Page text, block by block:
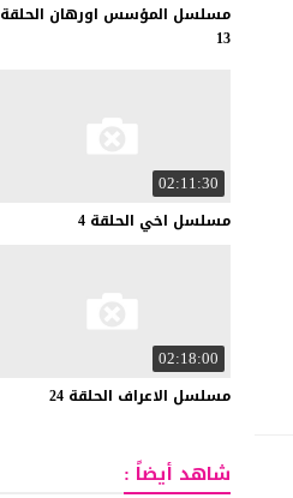
مسلسل المؤسس اورهان الحلقة
13
02:11:30
مسلسل اخي الحلقة 4
02:18:00
مسلسل الاعراف الحلقة 24
شاهد أيضاً :